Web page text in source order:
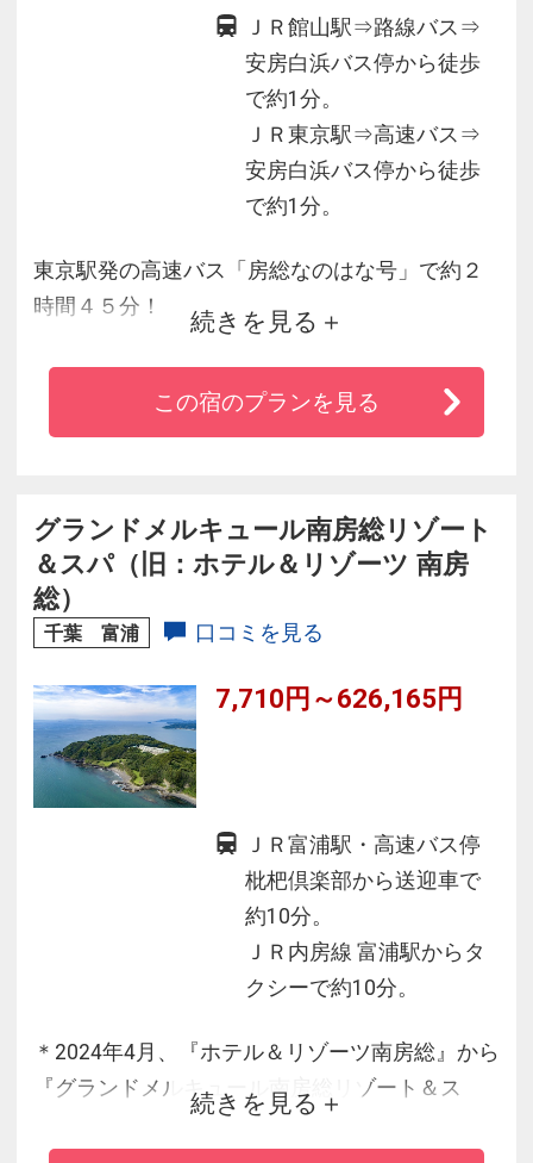
ＪＲ館山駅⇒路線バス⇒
安房白浜バス停から徒歩
で約1分。
ＪＲ東京駅⇒高速バス⇒
安房白浜バス停から徒歩
で約1分。
東京駅発の高速バス「房総なのはな号」で約２
時間４５分！
年間を通じて暖かな気候の南房総白浜にある伊
東園ホテルズのホテルです。
旬の食材にこだわった和・洋・中のバイキング
浴場・露天風呂を心ゆくまでご堪能いただけま
す。
続きを見る
この宿のプランを見る
グランドメルキュール南房総リゾート
＆スパ（旧：ホテル＆リゾーツ 南房
総）
千葉 富浦 口コミを見る
7,710円～626,165円
ＪＲ富浦駅・高速バス停
枇杷倶楽部から送迎車で
約10分。
ＪＲ内房線 富浦駅からタ
クシーで約10分。
＊2024年4月、『ホテル＆リゾーツ南房総』から
『グランドメルキュール南房総リゾート＆ス
パ』へ、リブランドオープンいたしました！
続きを見る